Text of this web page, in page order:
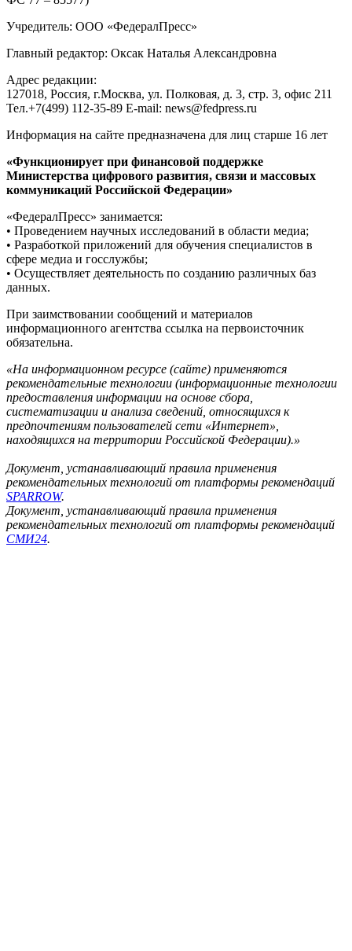
Учредитель: ООО «ФедералПресс»
Главный редактор: Оксак Наталья Александровна
Адрес редакции:
127018, Россия, г.Москва, ул. Полковая, д. 3, стр. 3, офис 211
Тел.+7(499) 112-35-89 E-mail: news@fedpress.ru
Информация на сайте предназначена для лиц старше 16 лет
«Функционирует при финансовой поддержке
Министерства цифрового развития, связи и массовых
коммуникаций Российской Федерации»
«ФедералПресс» занимается:
• Проведением научных исследований в области медиа;
• Разработкой приложений для обучения специалистов в
сфере медиа и госслужбы;
• Осуществляет деятельность по созданию различных баз
данных.
При заимствовании сообщений и материалов
информационного агентства ссылка на первоисточник
обязательна.
«На информационном ресурсе (сайте) применяются
рекомендательные технологии (информационные технологии
предоставления информации на основе сбора,
систематизации и анализа сведений, относящихся к
предпочтениям пользователей сети «Интернет»,
находящихся на территории Российской Федерации).»
Документ, устанавливающий правила применения
рекомендательных технологий от платформы рекомендаций
SPARROW.
Документ, устанавливающий правила применения
рекомендательных технологий от платформы рекомендаций
СМИ24.